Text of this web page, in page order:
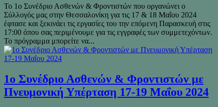
Το 1ο Συνέδριο Ασθενών & Φροντιστών που οργανώνει ο
Σύλλογός μας στην Θεσσαλονίκη για τις 17 & 18 Μαΐου 2024
έφτασε και ξεκινάει τις εργασίες του την επόμενη Παρασκευή στις
17:00 όπου σας περιμένουμε για τις εγγραφές των συμμετεχόντων.
Το πρόγραμμα μπορείτε να...
1o Συνέδριο Ασθενών & Φροντιστών με
Πνευμονική Υπέρταση 17-19 Μαΐου 2024